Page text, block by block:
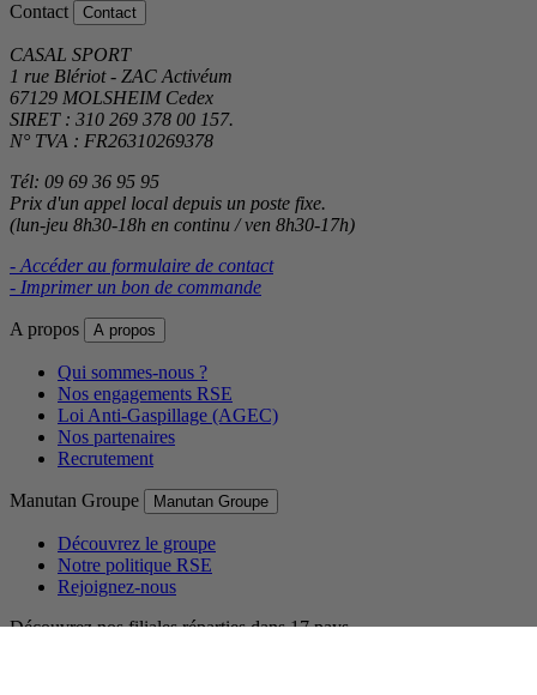
Contact Contact
CASAL SPORT
1 rue Blériot - ZAC Activéum
67129 MOLSHEIM Cedex
SIRET : 310 269 378 00 157.
N° TVA : FR26310269378
Tél: 09 69 36 95 95
Prix d'un appel local depuis un poste fixe.
(lun-jeu 8h30-18h en continu / ven 8h30-17h)
- Accéder au formulaire de contact
- Imprimer un bon de commande
A propos A propos
Qui sommes-nous ?
Nos engagements RSE
Loi Anti-Gaspillage (AGEC)
Nos partenaires
Recrutement
Manutan Groupe Manutan Groupe
Découvrez le groupe
Notre politique RSE
Rejoignez-nous
Découvrez nos filiales réparties dans 17 pays.